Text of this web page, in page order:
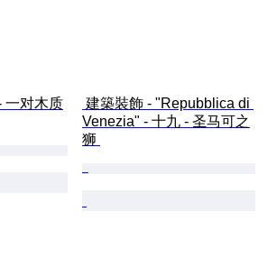
Venezia" - 十九 - 圣马可之
狮